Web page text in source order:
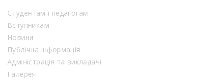
Студентам і педагогам
Вступникам
Новини
Публічна інформація
Адміністрація та викладачі
Галерея